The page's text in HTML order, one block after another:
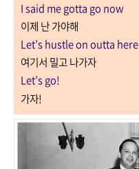
I said me gotta go now
이제 난 가야해
Let’s hustle on outta here
여기서 밀고 나가자
Let’s go!
가자!